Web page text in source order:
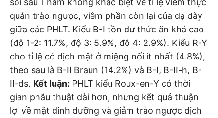
quản trào ngược, viêm phần còn lại của dạ dày
giữa các PHLT. Kiểu B-I tồn dư thức ăn khá cao
(độ 1-2: 11.7%, độ 3: 5.9%, độ 4: 2.9%). Kiểu R-Y
cho tỉ lệ có dịch mật ở miệng nối ít nhất (4.8%),
theo sau là B-II Braun (14.2%) và B-I, B-II-h, B-
II-ds. Kết luận: PHLT kiểu Roux-en-Y có thời
gian phẫu thuật dài hơn, nhưng kết quả thuận
lợi về mặt dinh dưỡng và giảm trào ngược dịch